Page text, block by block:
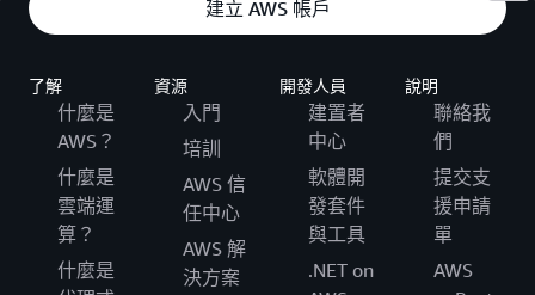
建立 AWS 帳戶
了解
什麼是
AWS？
什麼是
雲端運
算？
什麼是
資源
入門
培訓
AWS 信
任中心
AWS 解
決方案
開發人員
建置者
中心
軟體開
發套件
與工具
.NET on
說明
聯絡我
們
提交支
援申請
單
AWS